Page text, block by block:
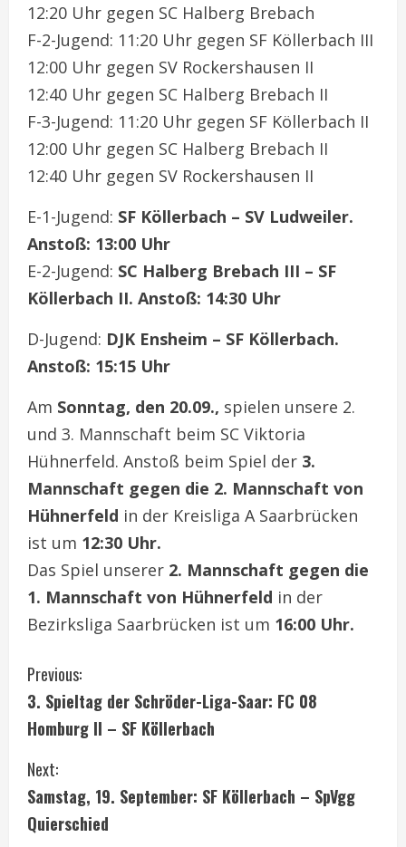
12:20 Uhr gegen SC Halberg Brebach
F-2-Jugend: 11:20 Uhr gegen SF Köllerbach III
12:00 Uhr gegen SV Rockershausen II
12:40 Uhr gegen SC Halberg Brebach II
F-3-Jugend: 11:20 Uhr gegen SF Köllerbach II
12:00 Uhr gegen SC Halberg Brebach II
12:40 Uhr gegen SV Rockershausen II
E-1-Jugend: SF Köllerbach – SV Ludweiler.
Anstoß: 13:00 Uhr
E-2-Jugend: SC Halberg Brebach III – SF
Köllerbach II. Anstoß: 14:30 Uhr
D-Jugend: DJK Ensheim – SF Köllerbach.
Anstoß: 15:15 Uhr
Am Sonntag, den 20.09., spielen unsere 2.
und 3. Mannschaft beim SC Viktoria
Hühnerfeld. Anstoß beim Spiel der 3.
Mannschaft gegen die 2. Mannschaft von
Hühnerfeld in der Kreisliga A Saarbrücken
ist um 12:30 Uhr.
Das Spiel unserer 2. Mannschaft gegen die
1. Mannschaft von Hühnerfeld in der
Bezirksliga Saarbrücken ist um 16:00 Uhr.
C
o
n
t
i
Previous:
3. Spieltag der Schröder-Liga-Saar: FC 08
Homburg II – SF Köllerbach
Next:
Samstag, 19. September: SF Köllerbach – SpVgg
Quierschied